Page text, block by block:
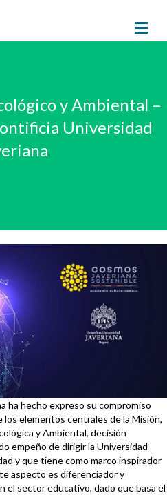
y Ambiental –
Universidad
ha hecho expreso su compromiso
elementos centrales de la Misión,
y Ambiental, decisión
empeño de dirigir la Universidad
y que tiene como marco inspirador
aspecto es diferenciador y
sector educativo, dado que basa el